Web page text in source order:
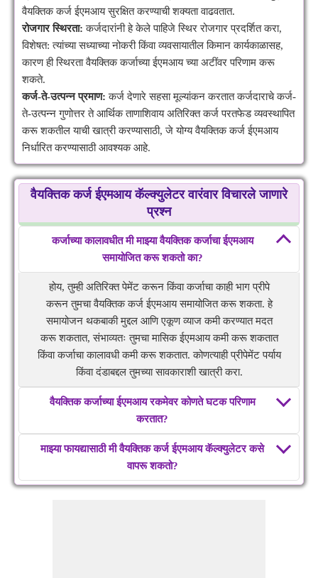
वैयक्तिक कर्ज ईएमआय सुरक्षित करण्याची शक्यता वाढवतात.
रोजगार स्थिरता: कर्जदारांनी हे केले पाहिजे स्थिर रोजगार प्रदर्शित करा,
विशेषत: त्यांच्या सध्याच्या नोकरी किंवा व्यवसायातील किमान कार्यकाळासह,
कारण ही स्थिरता वैयक्तिक कर्जाच्या ईएमआय च्या अटींवर परिणाम करू
शकते.
कर्ज-ते-उत्पन्न प्रमाण: कर्ज देणारे सहसा मूल्यांकन करतात कर्जदाराचे कर्ज-
ते-उत्पन्न गुणोत्तर ते आर्थिक ताणाशिवाय अतिरिक्त कर्ज परतफेड व्यवस्थापित
करू शकतील याची खात्री करण्यासाठी, जे योग्य वैयक्तिक कर्ज ईएमआय
निर्धारित करण्यासाठी आवश्यक आहे.
वैयक्तिक कर्ज ईएमआय कॅल्क्युलेटर वारंवार विचारले जाणारे
प्रश्न
कर्जाच्या कालावधीत मी माझ्या वैयक्तिक कर्जाचा ईएमआय
समायोजित करू शकतो का?
होय, तुम्ही अतिरिक्त पेमेंट करून किंवा कर्जाचा काही भाग प्रीपे
करून तुमचा वैयक्तिक कर्ज ईएमआय समायोजित करू शकता. हे
समायोजन थकबाकी मुद्दल आणि एकूण व्याज कमी करण्यात मदत
करू शकतात, संभाव्यतः तुमचा मासिक ईएमआय कमी करू शकतात
किंवा कर्जाचा कालावधी कमी करू शकतात. कोणत्याही प्रीपेमेंट पर्याय
किंवा दंडाबद्दल तुमच्या सावकाराशी खात्री करा.
वैयक्तिक कर्जाच्या ईएमआय रकमेवर कोणते घटक परिणाम
करतात?
माझ्या फायद्यासाठी मी वैयक्तिक कर्ज ईएमआय कॅल्क्युलेटर कसे
वापरू शकतो?